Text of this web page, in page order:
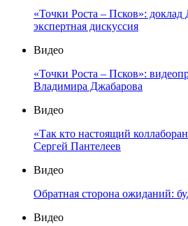
«Точки Роста – Псков»:
экспертная дискуссия
Видео
«Точки Роста – Псков»:
Владимира Джабарова
Видео
«Так кто настоящий
Сергей Пантелеев
Видео
Обратная сторона ожиданий:
Видео